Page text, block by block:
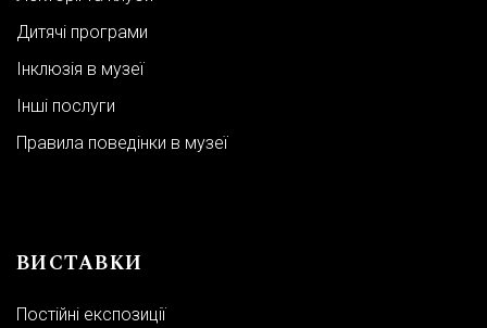
Дитячі програми
Інклюзія в музеї
Інші послуги
Правила поведінки в музеї
ВИСТАВКИ
Постійні експозиції